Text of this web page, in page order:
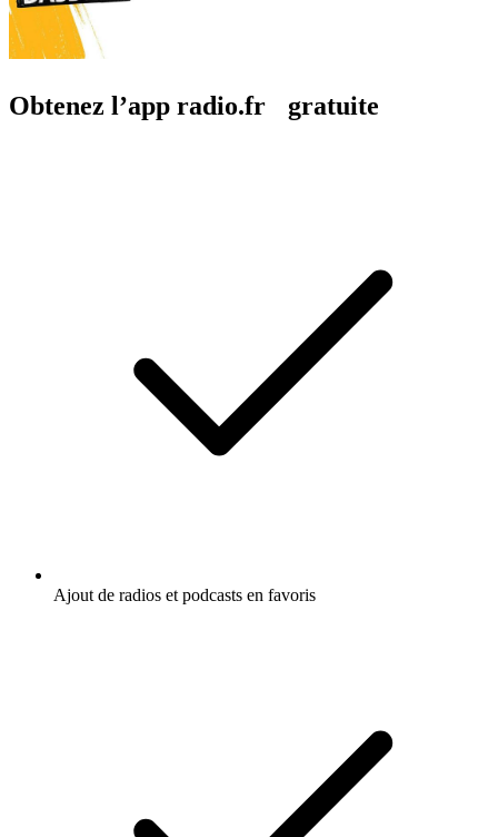
Obtenez l’app radio.fr gratuite
Ajout de radios et podcasts en favoris